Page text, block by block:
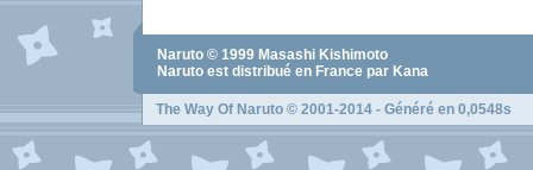
Naruto © 1999 Masashi Kishimoto
Naruto est distribué en France par Kana
The Way Of Naruto © 2001-2014 - Généré en 0,0548s